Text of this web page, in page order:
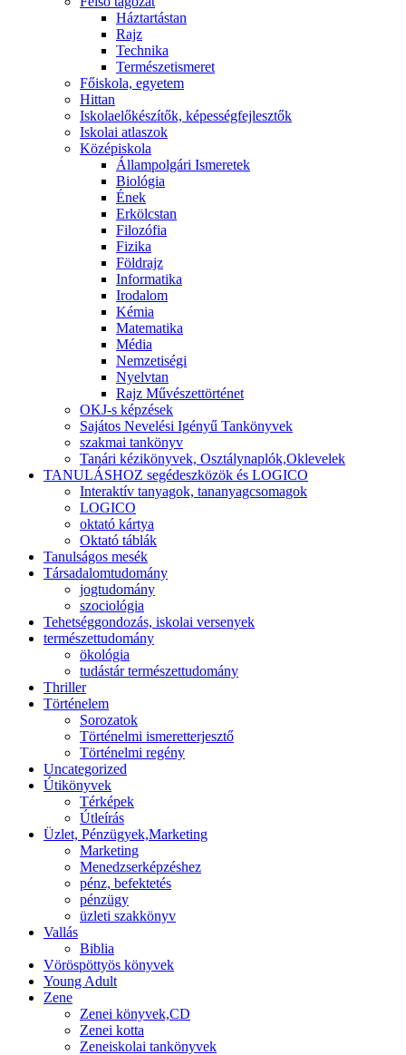
Háztartástan
Rajz
Technika
Természetismeret
Főiskola, egyetem
Hittan
Iskolaelőkészítők, képességfejlesztők
Iskolai atlaszok
Középiskola
Állampolgári Ismeretek
Biológia
Ének
Erkölcstan
Filozófia
Fizika
Földrajz
Informatika
Irodalom
Kémia
Matematika
Média
Nemzetiségi
Nyelvtan
Rajz Művészettörténet
OKJ-s képzések
Sajátos Nevelési Igényű Tankönyvek
szakmai tankönyv
Tanári kézikönyvek, Osztálynaplók,Oklevelek
TANULÁSHOZ segédeszközök és LOGICO
Interaktív tanyagok, tananyagcsomagok
LOGICO
oktató kártya
Oktató táblák
Tanulságos mesék
Társadalomtudomány
jogtudomány
szociológia
Tehetséggondozás, iskolai versenyek
természettudomány
ökológia
tudástár természettudomány
Thriller
Történelem
Sorozatok
Történelmi ismeretterjesztő
Történelmi regény
Uncategorized
Útikönyvek
Térképek
Útleírás
Üzlet, Pénzügyek,Marketing
Marketing
Menedzserképzéshez
pénz, befektetés
pénzügy
üzleti szakkönyv
Vallás
Biblia
Vöröspöttyös könyvek
Young Adult
Zene
Zenei könyvek,CD
Zenei kotta
Zeneiskolai tankönyvek